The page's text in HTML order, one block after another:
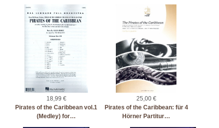
18,99 €
Pirates of the Caribbean vol.1
(Medley) for…
25,00 €
Pirates of the Caribbean: für 4
Hörner Partitur…